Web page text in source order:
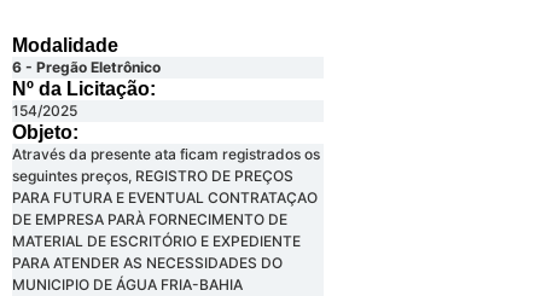
Modalidade
6 - Pregão Eletrônico
Nº da Licitação: ​​
154/2025
Objeto:
Através da presente ata ficam registrados os
seguintes preços, REGISTRO DE PREÇOS
PARA FUTURA E EVENTUAL CONTRATAÇAO
DE EMPRESA PARÀ FORNECIMENTO DE
MATERIAL DE ESCRITÓRIO E EXPEDIENTE
PARA ATENDER AS NECESSIDADES DO
MUNICIPIO DE ÁGUA FRIA-BAHIA